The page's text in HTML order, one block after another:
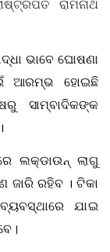
ରାମନାଥ
ଭାବେ ଘୋଷଣା
ଆରମ୍ଭ ହୋଇଛି
ସାମ୍ବାଦିକଙ୍କ
ଲକ୍‌ଡାଉନ୍‌ ଲାଗୁ
ଜାରି ରହିବ । ଟିକା
ଯାଇ
।